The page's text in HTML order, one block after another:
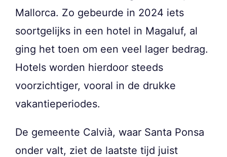
Mallorca. Zo gebeurde in 2024 iets
soortgelijks in een hotel in Magaluf, al
ging het toen om een veel lager bedrag.
Hotels worden hierdoor steeds
voorzichtiger, vooral in de drukke
vakantieperiodes.
De gemeente Calvià, waar Santa Ponsa
onder valt, ziet de laatste tijd juist